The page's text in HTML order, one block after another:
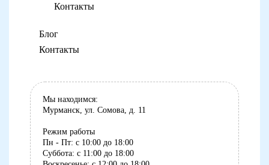
Контакты
Блог
Контакты
Мы находимся:
Мурманск, ул. Сомова, д. 11
Режим работы
Пн - Пт: с 10:00 до 18:00
Суббота: с 11:00 до 18:00